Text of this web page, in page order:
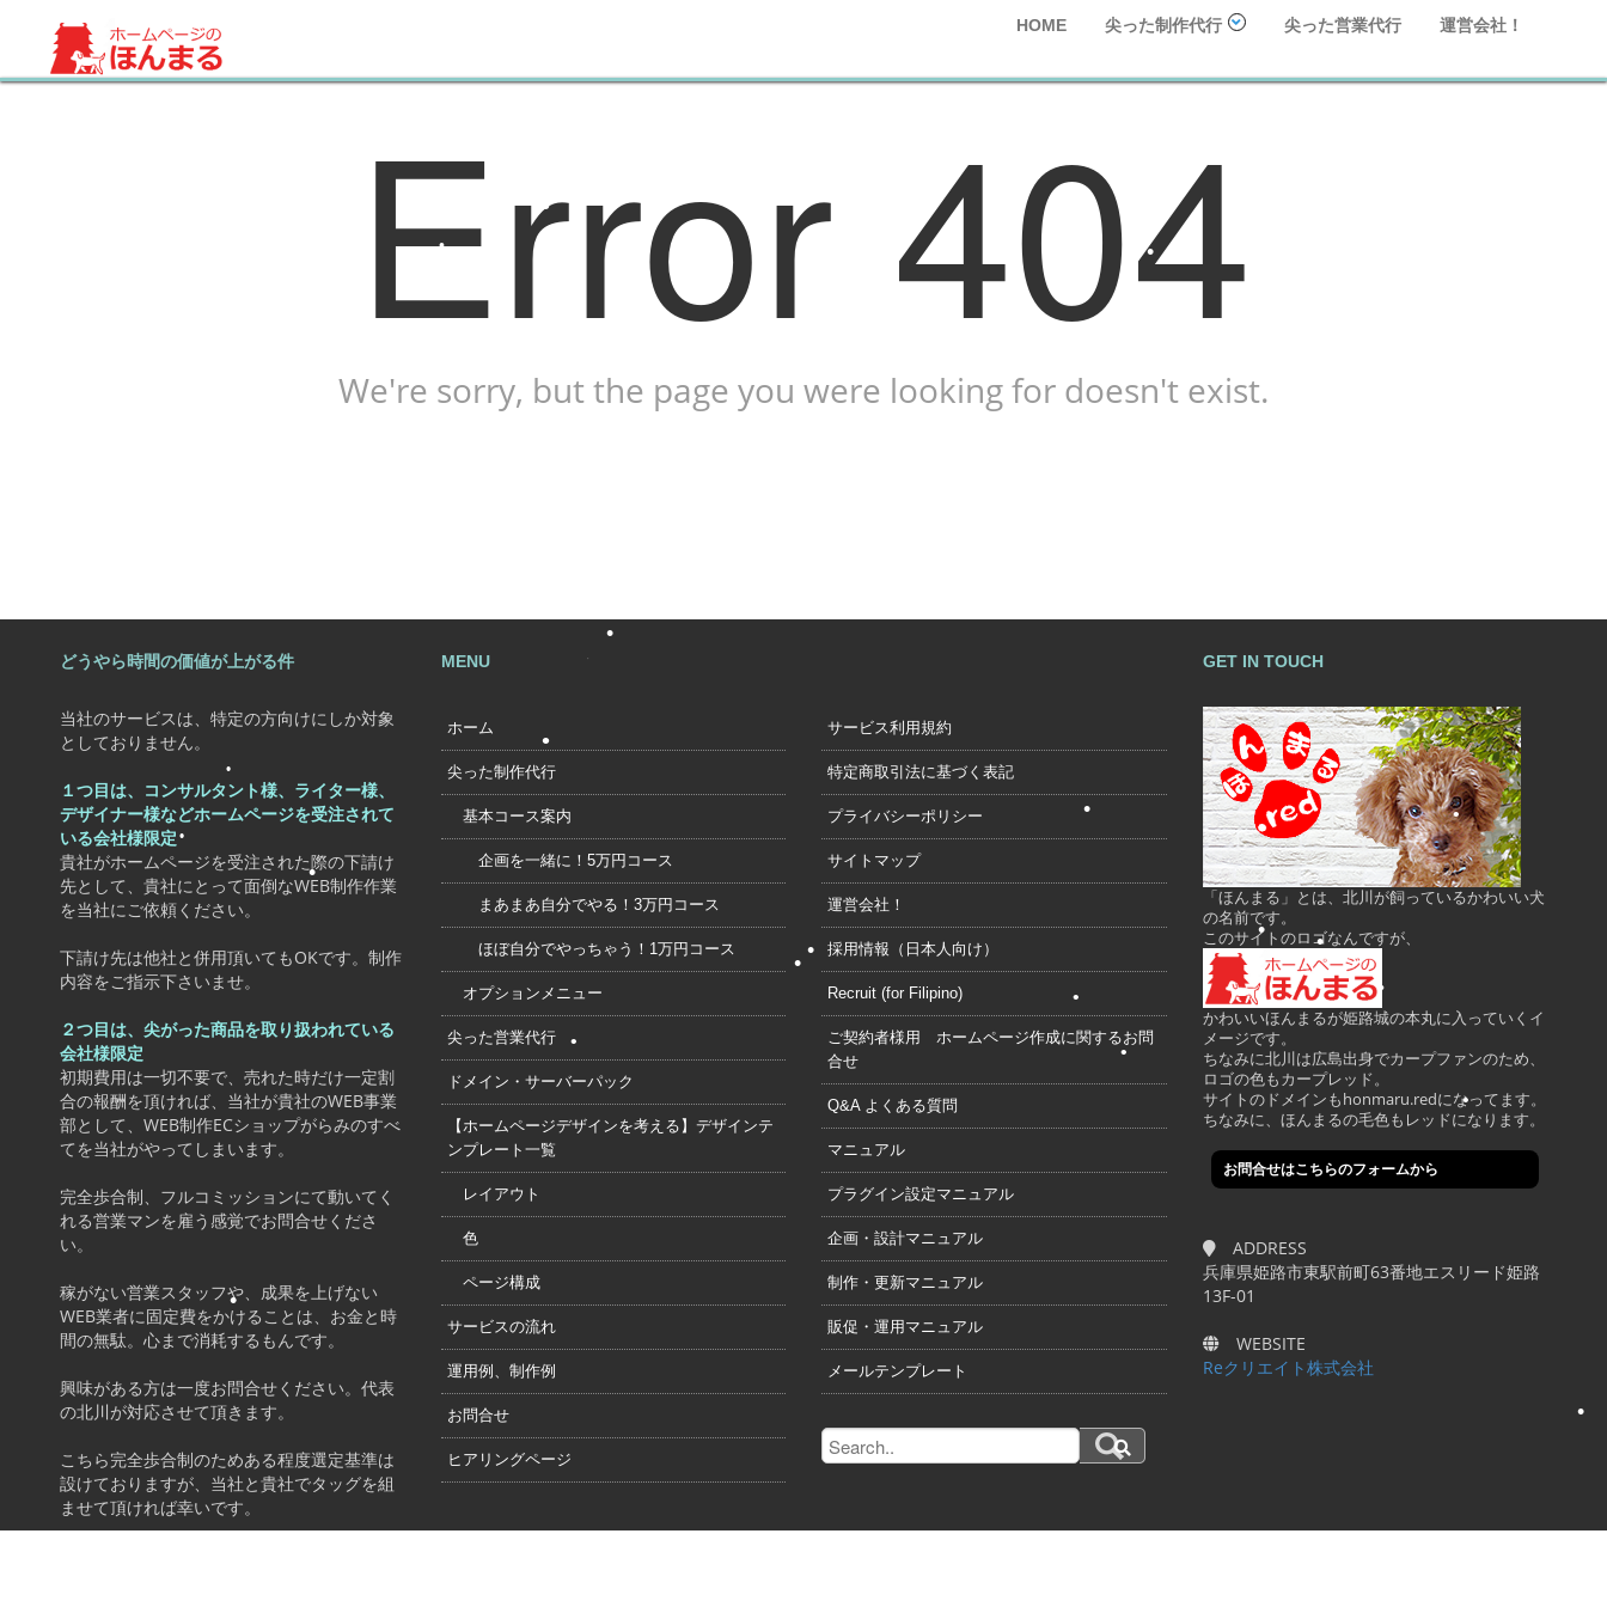
ホームページ制作サイト(・ω・U)
HOME 尖った制作代行 尖った営業代行 運営会社！
Error 404
We're sorry, but the page you were looking for doesn't exist.
どうやら時間の価値が上がる件
当社のサービスは、特定の方向けにしか対象
としておりません。
１つ目は、コンサルタント様、ライター様、
デザイナー様などホームページを受注されて
いる会社様限定
貴社がホームページを受注された際の下請け
先として、貴社にとって面倒なWEB制作作業
を当社にご依頼ください。
下請け先は他社と併用頂いてもOKです。制作
内容をご指示下さいませ。
２つ目は、尖がった商品を取り扱われている
会社様限定
初期費用は一切不要で、売れた時だけ一定割
合の報酬を頂ければ、当社が貴社のWEB事業
部として、WEB制作ECショップがらみのすべ
てを当社がやってしまいます。
完全歩合制、フルコミッションにて動いてく
れる営業マンを雇う感覚でお問合せくださ
い。
稼がない営業スタッフや、成果を上げない
WEB業者に固定費をかけることは、お金と時
間の無駄。心まで消耗するもんです。
興味がある方は一度お問合せください。代表
の北川が対応させて頂きます。
こちら完全歩合制のためある程度選定基準は
設けておりますが、当社と貴社でタッグを組
ませて頂ければ幸いです。
MENU
ホーム
尖った制作代行
基本コース案内
企画を一緒に！5万円コース
まあまあ自分でやる！3万円コース
ほぼ自分でやっちゃう！1万円コース
オプションメニュー
尖った営業代行
ドメイン・サーバーパック
【ホームページデザインを考える】デザインテ
ンプレート一覧
レイアウト
色
ページ構成
サービスの流れ
運用例、制作例
お問合せ
ヒアリングページ
サービス利用規約
特定商取引法に基づく表記
プライバシーポリシー
サイトマップ
運営会社！
採用情報（日本人向け）
Recruit (for Filipino)
ご契約者様用 ホームページ作成に関するお問
合せ
Q&A よくある質問
マニュアル
プラグイン設定マニュアル
企画・設計マニュアル
制作・更新マニュアル
販促・運用マニュアル
メールテンプレート
GET IN TOUCH
「ほんまる」とは、北川が飼っているかわいい犬
の名前です。
このサイトのロゴなんですが、
かわいいほんまるが姫路城の本丸に入っていくイ
メージです。
ちなみに北川は広島出身でカープファンのため、
ロゴの色もカープレッド。
サイトのドメインもhonmaru.redになってます。
ちなみに、ほんまるの毛色もレッドになります。
お問合せはこちらのフォームから
ADDRESS
兵庫県姫路市東駅前町63番地エスリード姫路
13F-01
WEBSITE
Reクリエイト株式会社
•
•
•
•
•
•
•
•
•
•
•
•
•
•